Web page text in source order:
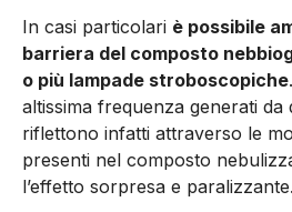
In casi particolari è possibile
barriera del composto
o più lampade stroboscopiche
altissima frequenza generati da
riflettono infatti attraverso le
presenti nel composto
l’effetto sorpresa e paralizzante.